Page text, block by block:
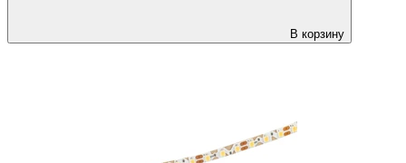
В корзину